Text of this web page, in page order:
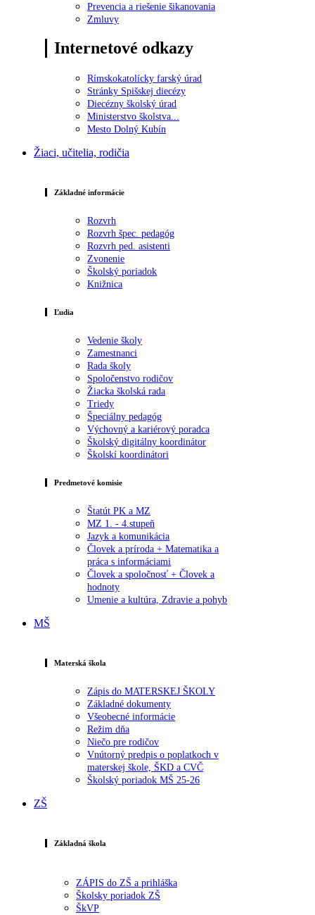
Prevencia a riešenie šikanovania
Zmluvy
Internetové odkazy
Rímskokatolícky farský úrad
Stránky Spišskej diecézy
Diecézny školský úrad
Ministerstvo školstva...
Mesto Dolný Kubín
Žiaci, učitelia, rodičia
Základné informácie
Rozvrh
Rozvrh špec. pedagóg
Rozvrh ped. asistenti
Zvonenie
Školský poriadok
Knižnica
Ľudia
Vedenie školy
Zamestnanci
Rada školy
Spoločenstvo rodičov
Žiacka školská rada
Triedy
Špeciálny pedagóg
Výchovný a kariérový poradca
Školský digitálny koordinátor
Školskí koordinátori
Predmetové komisie
Štatút PK a MZ
MZ 1. - 4.stupeň
Jazyk a komunikácia
Človek a príroda + Matematika a
práca s informáciami
Človek a spoločnosť + Človek a
hodnoty
Umenie a kultúra, Zdravie a pohyb
MŠ
Materská škola
Zápis do MATERSKEJ ŠKOLY
Základné dokumenty
Všeobecné informácie
Režim dňa
Niečo pre rodičov
Vnútorný predpis o poplatkoch v
materskej škole, ŠKD a CVČ
Školský poriadok MŠ 25-26
ZŠ
Základná škola
ZÁPIS do ZŠ a prihláška
Školsky poriadok ZŠ
ŠkVP